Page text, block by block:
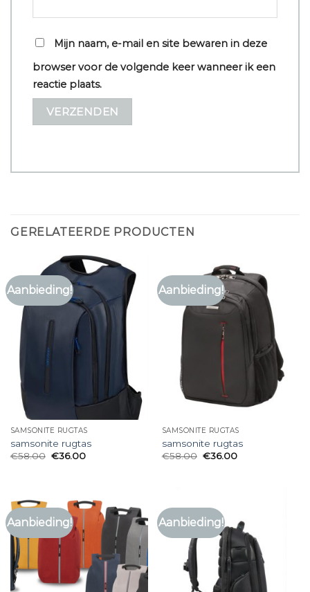
Mijn naam, e-mail en site bewaren in deze
browser voor de volgende keer wanneer ik een
reactie plaats.
GERELATEERDE PRODUCTEN
Aanbieding!
SAMSONITE RUGTAS
samsonite rugtas
€58.00 €36.00
Aanbieding!
SAMSONITE RUGTAS
samsonite rugtas
€58.00 €36.00
Aanbieding! Aanbieding!